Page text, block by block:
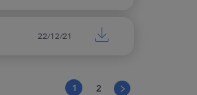
22/12/21
1 2 ›